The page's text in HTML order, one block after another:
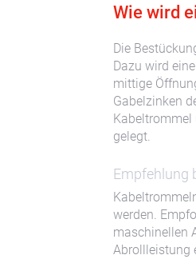
Wie wird
Die
Dazu wird
mittige
Gabelzinken
Kabeltrommel
gelegt.
Empfehlung
werden.
maschinellen
Abrollleistung